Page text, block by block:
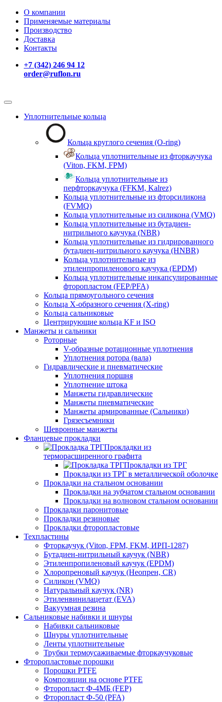
О компании
Применяемые материалы
Производство
Доставка
Контакты
+7 (342) 246 94 12
order@ruflon.ru
Уплотнительные кольца
Кольца круглого сечения (O-ring)
Кольца уплотнительные из фторкаучука
(Viton, FKM, FPM)
Кольца уплотнительные из
перфторкаучука (FFKM, Kalrez)
Кольца уплотнительные из фторсиликона
(FVMQ)
Кольца уплотнительные из силикона (VMQ)
Кольца уплотнительные из бутадиен-
нитрильного каучука (NBR)
Кольца уплотнительные из гидрированного
бутадиен-нитрильного каучука (HNBR)
Кольца уплотнительные из
этиленпропиленового каучука (EPDM)
Кольца уплотнительные инкапсулированные
фторопластом (FEP/PFA)
Кольца прямоугольного сечения
Кольца Х-образного сечения (X-ring)
Кольца сальниковые
Центрирующие кольца KF и ISO
Манжеты и сальники
Роторные
V-образные ротационные уплотнения
Уплотнения ротора (вала)
Гидравлические и пневматические
Уплотнения поршня
Уплотнение штока
Манжеты гидравлические
Манжеты пневматические
Манжеты армированные (Сальники)
Грязесъемники
Шевронные манжеты
Фланцевые прокладки
Прокладки из
терморасширенного графита
Прокладки из ТРГ
Прокладки из ТРГ в металлической оболочке
Прокладки на стальном основании
Прокладки на зубчатом стальном основании
Прокладки на волновом стальном основании
Прокладки паронитовые
Прокладки резиновые
Прокладки фторопластовые
Техпластины
Фторкаучук (Viton, FPM, FKM, ИРП-1287)
Бутадиен-нитрильный каучук (NBR)
Этиленпропиленовый каучук (EPDM)
Хлоропреновый каучук (Неопрен, CR)
Cиликон (VMQ)
Натуральный каучук (NR)
Этиленвинилацетат (EVA)
Вакуумная резина
Сальниковые набивки и шнуры
Набивки сальниковые
Шнуры уплотнительные
Ленты уплотнительные
Трубки термоусаживаемые фторкаучуковые
Фторопластовые порошки
Порошки PTFE
Композиции на основе PTFE
Фторопласт Ф-4МБ (FEP)
Фторопласт Ф-50 (PFA)